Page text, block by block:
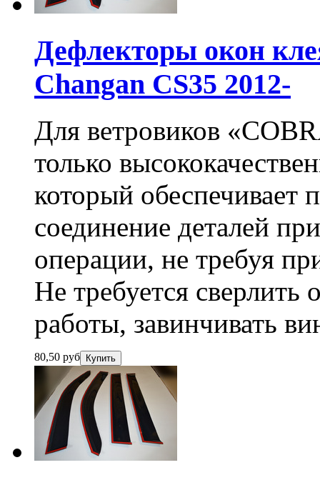
Дефлекторы окон
Changan CS35 2012-
Для ветровиков
только
который обеспечивает
соединение деталей
операции, не требуя
Не требуется сверлить
работы, завинчивать
80,50 руб